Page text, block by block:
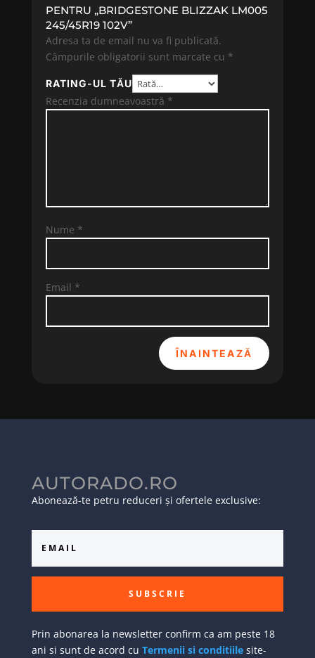
PENTRU „BRIDGESTONE BLIZZAK LM005
245/45R19 102V”
Adresa ta de email nu va fi publicată.
Câmpurile obligatorii sunt marcate cu *
RATING-UL TĂU
Recenzia dumneavoastră *
Nume *
Email *
ÎNAINTEAZĂ
AUTORADO.RO
Abonează-te petru reduceri și ofertele exclusive:
SUBSCRIE
Prin abonarea la newsletter confirm ca am peste 18
ani si sunt de acord cu Termenii si conditiilesite-